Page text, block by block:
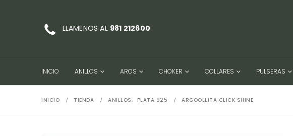
LLAMENOS AL 981 212600
INICIO ANILLOS AROS CHOKER COLLARES PULSERAS
INICIO TIENDA ANILLOS, PLATA 925 ARGOOLLITA CLICK SHINE